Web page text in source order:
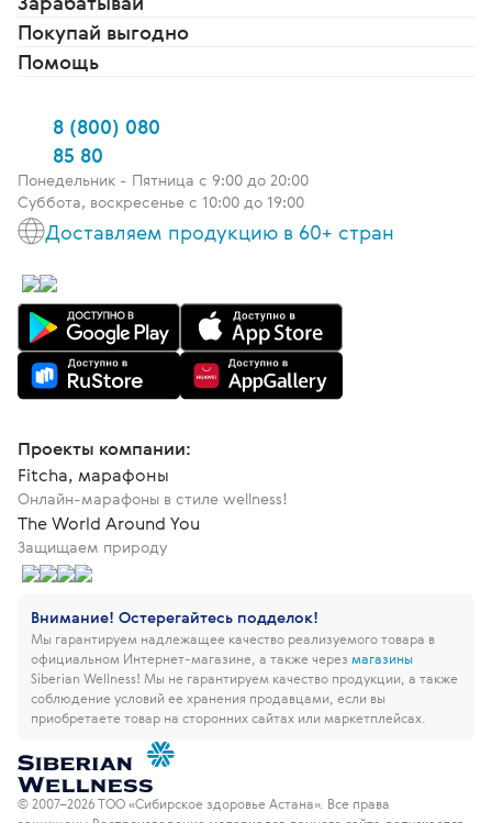
Покупай выгодно
Помощь
8 (800) 080
85 80
Понедельник - Пятница c 9:00 до 20:00
Суббота, воскресенье с 10:00 до 19:00
Доставляем продукцию в 60+ стран
Проекты компании:
Fitcha, марафоны
Онлайн-марафоны в стиле wellness!
The World Around You
Защищаем природу
Внимание! Остерегайтесь подделок!
Мы гарантируем надлежащее качество реализуемого товара в
официальном Интернет-магазине, а также через магазины
Siberian Wellness! Мы не гарантируем качество продукции, а также
соблюдение условий ее хранения продавцами, если вы
приобретаете товар на сторонних сайтах или маркетплейсах.
© 2007–2026 ТОО «Сибирское здоровье Астана». Все права